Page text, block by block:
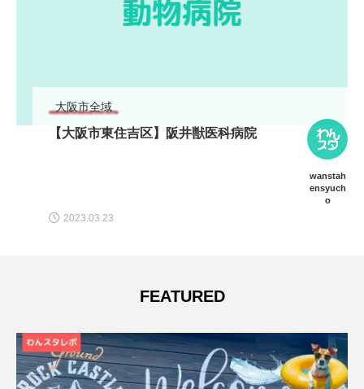
大阪市全域
【大阪市東住吉区】阪井獣医科病院
wanstah
ensyuch
o
2023.03.23
FEATURED